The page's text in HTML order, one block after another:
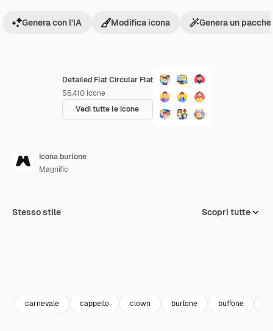
Detailed Flat Circular Flat
56,410 Icone
Vedi tutte le icone
Genera con l'IA Modifica icona Genera un
Icona burlone
Magnific
Stesso stile Scopri tutte
carnevale cappello clown burlone buffone